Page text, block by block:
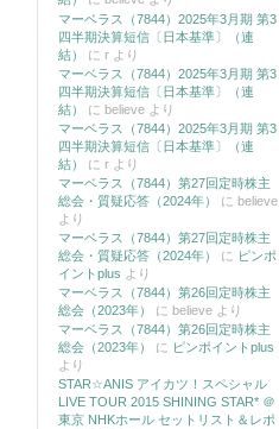
マーベラス（7844）2025年3月期 第3
四半期決算短信〔日本基準〕（連
結）
に r より
マーベラス（7844）2025年3月期 第3
四半期決算短信〔日本基準〕（連
結）
に believe より
マーベラス（7844）2025年3月期 第3
四半期決算短信〔日本基準〕（連
結）
に r より
マーベラス（7844）第27回定時株主
総会・質疑応答（2024年）
に believe
より
マーベラス（7844）第27回定時株主
総会・質疑応答（2024年）
に ピンポ
イントplus より
マーベラス（7844）第26回定時株主
総会（2023年）
に believe より
マーベラス（7844）第26回定時株主
総会（2023年）
に ピンポイントplus
より
STAR☆ANIS アイカツ！スペシャル
LIVE TOUR 2015 SHINING STAR* ＠
東京 NHKホール セットリスト＆レポ